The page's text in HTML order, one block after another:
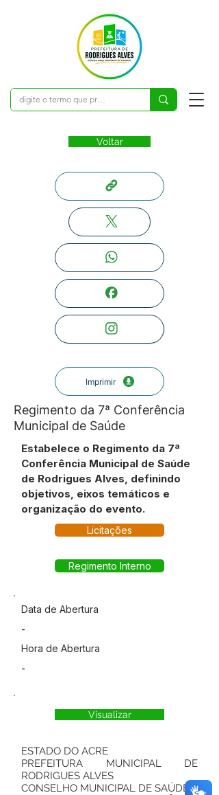
Voltar
Imprimir
Regimento da 7ª Conferência
Municipal de Saúde
Estabelece o Regimento da 7ª
Conferência Municipal de Saúde
de Rodrigues Alves, definindo
objetivos, eixos temáticos e
organização do evento.
Licitações
Regimento Interno
Data de Abertura
-
Hora de Abertura
-
Visualizar
ESTADO DO ACRE
PREFEITURA MUNICIPAL DE
RODRIGUES ALVES
CONSELHO MUNICIPAL DE SAÚDE